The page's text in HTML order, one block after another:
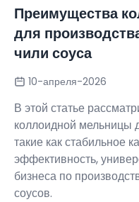
Преимущества
для
чили соуса
10-апреля-2026
В этой статье
коллоидной мельницы
такие как стабильное
эффективность,
бизнеса по
соусов.